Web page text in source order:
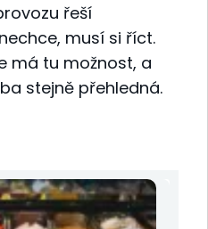
řeší
musí si říct.
má tu možnost, a
stejně přehledná.